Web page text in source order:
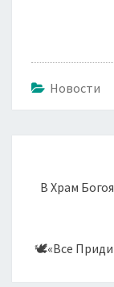
Новости
записям
В Храм
🕊«Все